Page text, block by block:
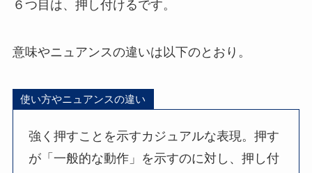
６つ目は、押し付けるです。
意味やニュアンスの違いは以下のとおり。
使い方やニュアンスの違い
強く押すことを示すカジュアルな表現。押す
が「一般的な動作」を示すのに対し、押し付